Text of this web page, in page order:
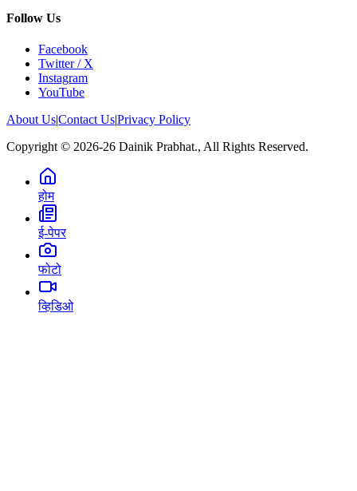
Follow Us
Facebook
Twitter / X
Instagram
YouTube
About Us|Contact Us|Privacy Policy
Copyright © 2026-26 Dainik Prabhat., All Rights Reserved.
होम
ई-पेपर
फोटो
व्हिडिओ